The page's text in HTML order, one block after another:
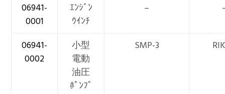
06941-
0001
ｴﾝｼﾞﾝ
ｳｲﾝﾁ
–
06941-
0002
小型
電動
油圧
ﾎﾟﾝﾌﾟ
SMP-3